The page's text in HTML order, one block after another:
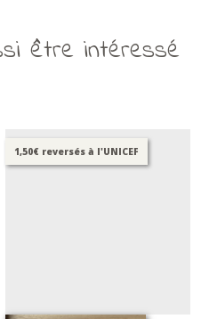
être intéressé
1,50€ reversés à l'UNICEF